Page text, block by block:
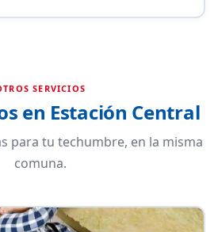
SERVICIOS
en Estación Central
para tu techumbre, en la misma
comuna.